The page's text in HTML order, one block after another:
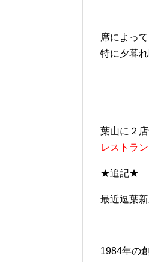
席によっ
特に夕暮
葉山に２
レストラ
★追記★
最近逗葉
1984年の